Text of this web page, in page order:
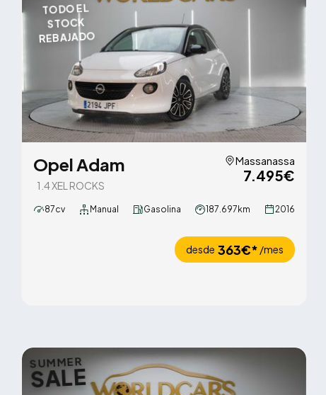
TODO EL
STOCK
REBAJADO
Opel Adam
1.4 XEL ROCKS
Massanassa
7.495€
87cv Manual Gasolina 187.697km 2016
desde 363€* /mes
SUMMER
SALE